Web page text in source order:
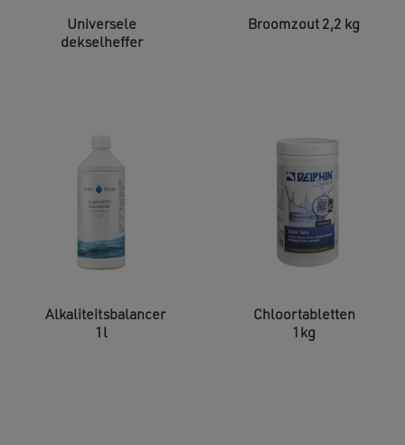
Universele
dekselheffer
Broomzout 2,2 kg
Alkaliteitsbalancer
1l
Chloortabletten
1kg